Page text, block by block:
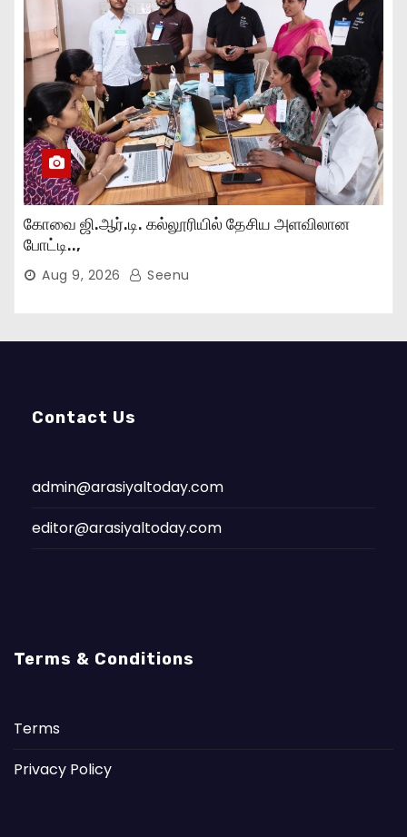
கோவை ஜி.ஆர்.டி. கல்லூரியில் தேசிய அளவிலான
போட்டி..,
Aug 9, 2026 Seenu
Contact Us
admin@arasiyaltoday.com
editor@arasiyaltoday.com
Terms & Conditions
Terms
Privacy Policy